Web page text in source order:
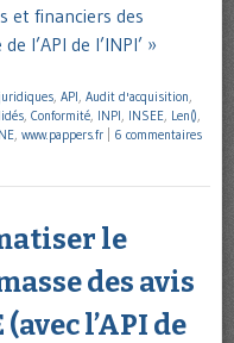
et financiers des
l’API de l’INPI’ »
, API, Audit d'acquisition,
, Conformité, INPI, INSEE, Len(),
, www.pappers.fr 6 commentaires
le
des avis
l’API de